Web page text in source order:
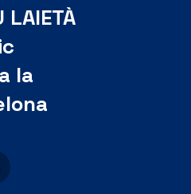
LAIETÀ
la